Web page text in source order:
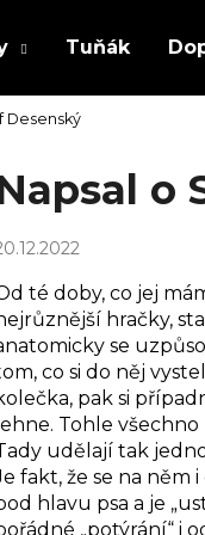
Tuňák
Desenský
o
té doby, co jej
hračky,
se
co si do něj
pak si
Tohle
udělají tak
fakt, že se na něm
hlavu psa a je
„potýrání“ i
Co